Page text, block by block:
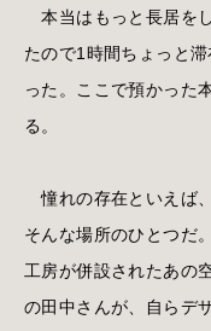
本当はもっと長居を
たので1時間ちょっと
った。ここで預かった
る。
憧れの存在といえば
そんな場所のひとつだ
工房が併設されたあの
の田中さんが、自らデ